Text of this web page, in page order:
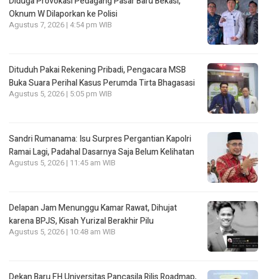
Oknum W Dilaporkan ke Polisi
Agustus 7, 2026 | 4:54 pm WIB
Dituduh Pakai Rekening Pribadi, Pengacara MSB
Buka Suara Perihal Kasus Perumda Tirta Bhagasasi
Agustus 5, 2026 | 5:05 pm WIB
Sandri Rumanama: Isu Surpres Pergantian Kapolri
Ramai Lagi, Padahal Dasarnya Saja Belum Kelihatan
Agustus 5, 2026 | 11:45 am WIB
Delapan Jam Menunggu Kamar Rawat, Dihujat
karena BPJS, Kisah Yurizal Berakhir Pilu
Agustus 5, 2026 | 10:48 am WIB